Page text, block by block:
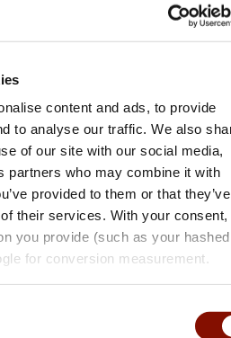
content and ads, to provide
to analyse our traffic. We also
of our site with our social media,
partners who may combine it with
provided to them or that they’ve
their services. With your consent,
you provide (such as your hashed
for conversion measurement.